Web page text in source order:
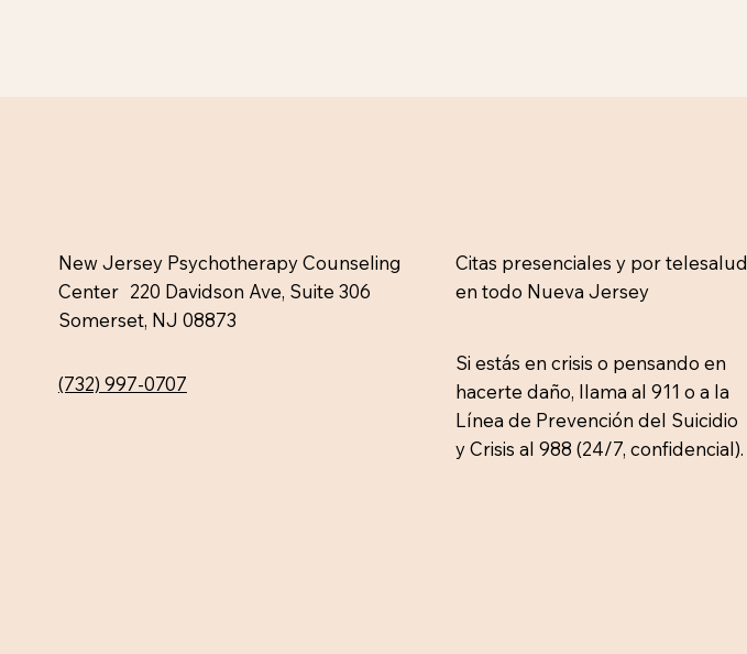
​New Jersey Psychotherapy Counseling
Center 220 Davidson Ave, Suite 306
Somerset, NJ 08873
Citas presenciales y por telesalud
en todo Nueva Jersey
(732) 997-0707
Si estás en crisis o pensando en
hacerte daño, llama al 911 o a la
Línea de Prevención del Suicidio
y Crisis al 988 (24/7, confidencial).